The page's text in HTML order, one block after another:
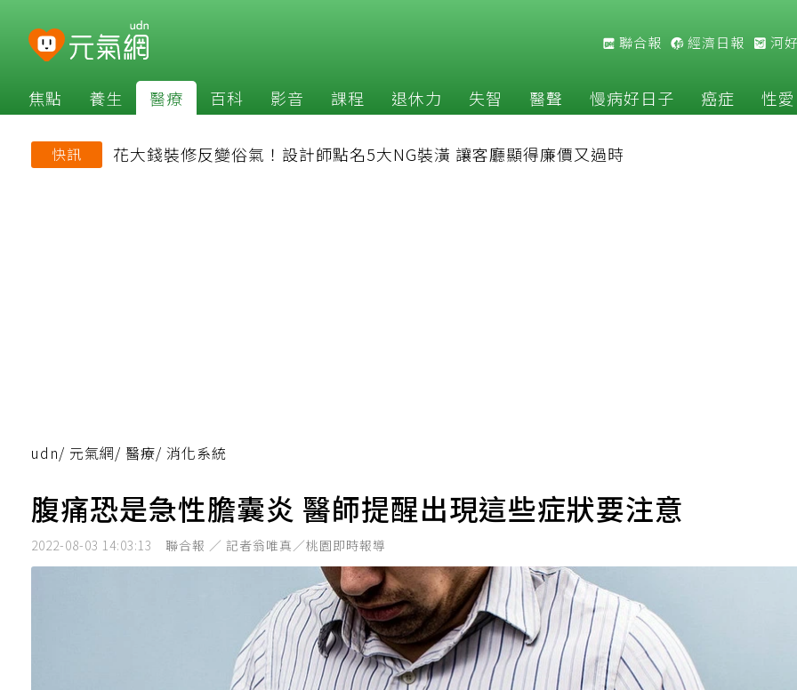
聯合報 經濟日報 河
焦點 養生 醫療 百科 影音 課程 退休力 失智 醫聲 慢病好日子 癌症 性愛
快訊 花大錢裝修反變俗氣！設計師點名5大NG裝潢 讓客廳顯得廉價又過時
udn/ 元氣網/ 醫療/ 消化系統
腹痛恐是急性膽囊炎 醫師提醒出現這些症狀要注意
2022-08-03 14:03:13 聯合報 ／ 記者翁唯真／桃園即時報導